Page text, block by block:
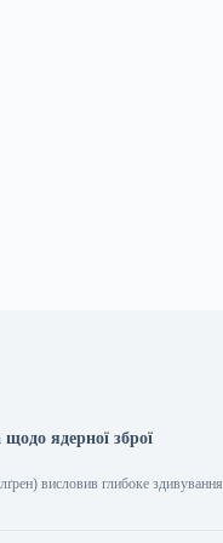
ядерної зброї
висловив глибоке здивування